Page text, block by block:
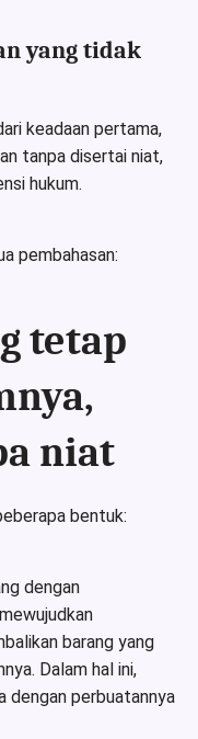
yang tidak
keadaan pertama,
tanpa disertai niat,
hukum.
pembahasan:
tetap
niat
bentuk:
dengan
barang yang
Dalam hal ini,
dengan perbuatannya